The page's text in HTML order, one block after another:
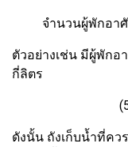
จำนวนผู้พักอา
ตัวอย่างเช่น มีผู้พักอ
กี่ลิตร
ดังนั้น ถังเก็บน้ำที่คว